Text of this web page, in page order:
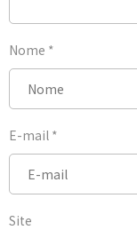
Nome *
E-mail *
Site